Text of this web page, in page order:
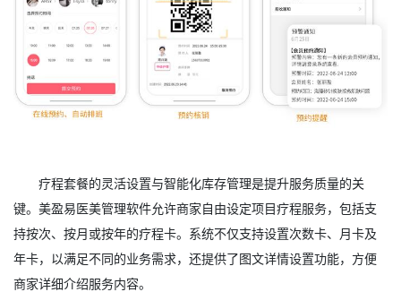
疗程套餐的灵活设置与智能化库存管理是提升服务质量的关
键。美盈易医美管理软件允许商家自由设定项目疗程服务，包括支
持按次、按月或按年的疗程卡。系统不仅支持设置次数卡、月卡及
年卡，以满足不同的业务需求，还提供了图文详情设置功能，方便
商家详细介绍服务内容。